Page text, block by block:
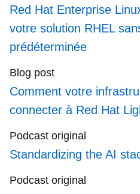
Red Hat Enterprise
votre solution RHEL
prédéterminée
Blog post
Comment votre
connecter à Red Hat
Podcast original
Standardizing the AI
Podcast original